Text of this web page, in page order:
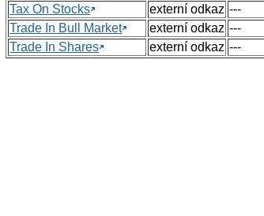
Tax On Stocks
externí odkaz ---
Trade In Bull Market
externí odkaz ---
Trade In Shares
externí odkaz ---